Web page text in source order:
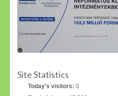
Site Statistics
Today's visitors: 0